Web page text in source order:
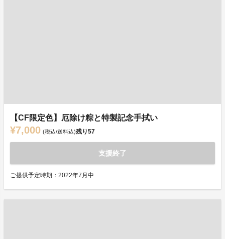
【CF限定色】厄除け粽と特製記念手拭い
¥7,000 (税込/送料込)残り57
支援終了
ご提供予定時期：2022年7月中